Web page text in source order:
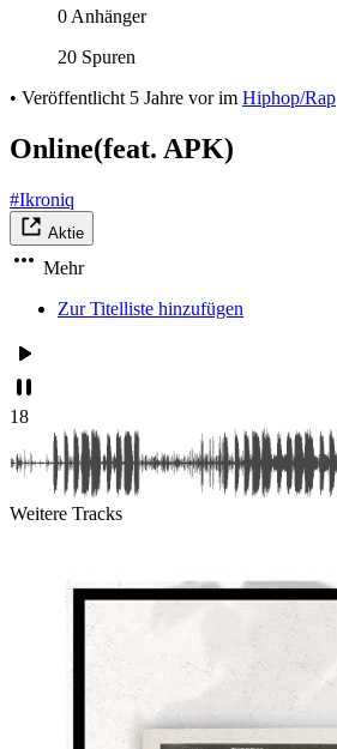
0 Anhänger
20 Spuren
• Veröffentlicht 5 Jahre vorim Hiphop/Rap
Online(feat. APK)
#Ikroniq
Aktie
Mehr
Zur Titelliste hinzufügen
18
Weitere Tracks